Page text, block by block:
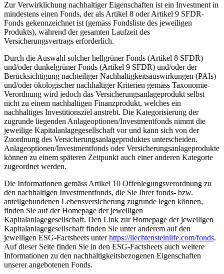
Zur Verwirklichung nachhaltiger Eigenschaften ist ein Investment in
mindestens einen Fonds, der als Artikel 8 oder Artikel 9 SFDR-
Fonds gekennzeichnet ist (gemäss Fondsliste des jeweiligen
Produkts), während der gesamten Laufzeit des
Versicherungsvertrags erforderlich.
Durch die Auswahl solcher hellgrüner Fonds (Artikel 8 SFDR)
und/oder dunkelgrüner Fonds (Artikel 9 SFDR) und/oder der
Berücksichtigung nachteiliger Nachhaltigkeitsauswirkungen (PAIs)
und/oder ökologischer nachhaltiger Kriterien gemäss Taxonomie-
Verordnung wird jedoch das Versicherungsanlageprodukt selbst
nicht zu einem nachhaltigen Finanzprodukt, welches ein
nachhaltiges Investitionsziel anstrebt. Die Kategorisierung der
zugrunde liegenden Anlageoptionen/Investmentfonds nimmt die
jeweilige Kapitalanlagegesellschaft vor und kann sich von der
Zuordnung des Versicherungsanlageproduktes unterscheiden.
Anlageoptionen/Investmentfonds oder Versicherungsanlageprodukte
können zu einem späteren Zeitpunkt auch einer anderen Kategorie
zugeordnet werden.
Die Informationen gemäss Artikel 10 Offenlegungsverordnung zu
den nachhaltigen Investmentfonds, die Sie Ihrer fonds- bzw.
anteilgebundenen Lebensversicherung zugrunde legen können,
finden Sie auf der Homepage der jeweiligen
Kapitalanlagegesellschaft. Den Link zur Homepage der jeweiligen
Kapitalanlagegesellschaft finden Sie unter anderem auf den
jeweiligen ESG-Factsheets unterhttps://liechtensteinlife.com/fonds.
Auf dieser Seite finden Sie in den ESG-Factsheets auch weitere
Informationen zu den nachhaltigkeitsbezogenen Eigenschaften
unserer angebotenen Fonds.